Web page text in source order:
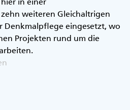
weiteren Gleichaltrigen
Denkmalpflege eingesetzt, wo
Projekten rund um die